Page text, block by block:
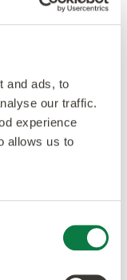
and ads, to
our traffic.
experience
allows us to
consulter